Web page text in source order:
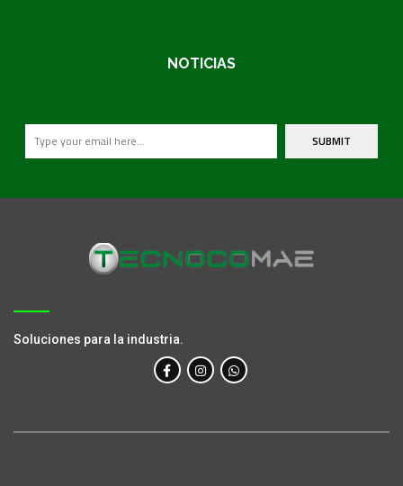
NOTICIAS
SUBMIT
Soluciones para la industria.